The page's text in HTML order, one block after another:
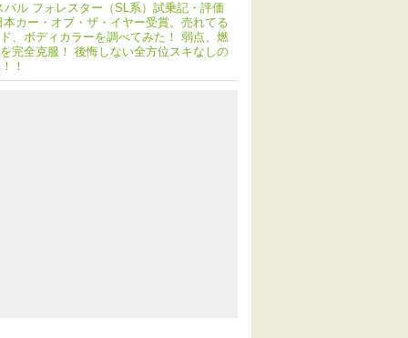
バル フォレスター（SL系）試乗記・評価
本カー・オブ・ザ・イヤー受賞。売れてる
、ボディカラーを調べてみた！ 弱点、燃
完全克服！ 後悔しない全方位スキなしの
！